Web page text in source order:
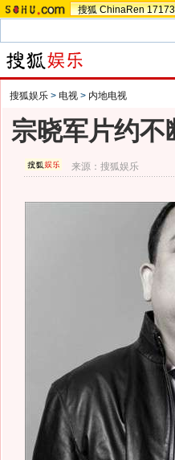
搜狐 ChinaRen 17173
搜狐娱乐 > 电视 > 内地电视
宗晓军片约不
来源：搜狐娱乐